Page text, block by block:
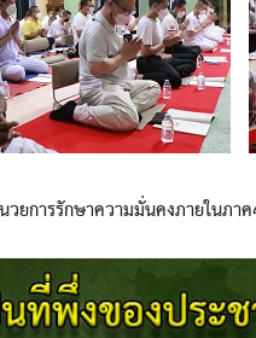
ยการรักษาความมั่นคงภายในภา